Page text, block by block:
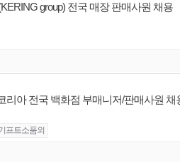
group) 전국 매장 판매사원 채용
리아 전국 백화점 부매니저/판매사원 채
프트소품외